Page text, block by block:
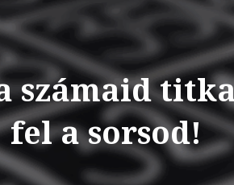
számaid
fel a sorsod!